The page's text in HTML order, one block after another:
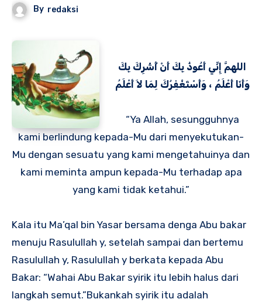
By redaksi
اللهمَّ إِنِّي أَعُوذُ بِكَ أَنْ أُشْرِكَ بِكَ
وَأَنَا أَعْلَمُ ، وَأَسْتَغْفِرُكَ لِمَا لاَ أَعْلَمُ
“Ya Allah, sesungguhnya
kami berlindung kepada-Mu dari menyekutukan-
Mu dengan sesuatu yang kami mengetahuinya dan
kami meminta ampun kepada-Mu terhadap apa
yang kami tidak ketahui.”
Kala itu Ma’qal bin Yasar bersama denga Abu bakar
menuju Rasulullah y, setelah sampai dan bertemu
Rasulullah y, Rasulullah y berkata kepada Abu
Bakar: “Wahai Abu Bakar syirik itu lebih halus dari
langkah semut.”Bukankah syirik itu adalah